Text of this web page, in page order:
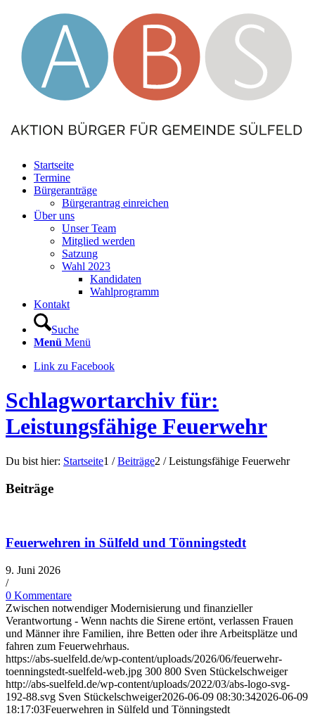
Startseite
Termine
Bürgeranträge
Bürgerantrag einreichen
Über uns
Unser Team
Mitglied werden
Satzung
Wahl 2023
Kandidaten
Wahlprogramm
Kontakt
Suche
Menü Menü
Link zu Facebook
Schlagwortarchiv für:
Leistungsfähige Feuerwehr
Du bist hier: Startseite1 / Beiträge2 / Leistungsfähige Feuerwehr
Beiträge
Feuerwehren in Sülfeld und Tönningstedt
9. Juni 2026
/
0 Kommentare
Zwischen notwendiger Modernisierung und finanzieller
Verantwortung - Wenn nachts die Sirene ertönt, verlassen Frauen
und Männer ihre Familien, ihre Betten oder ihre Arbeitsplätze und
fahren zum Feuerwehrhaus.
https://abs-suelfeld.de/wp-content/uploads/2026/06/feuerwehr-
toenningstedt-suelfeld-web.jpg 300 800 Sven Stückelschweiger
http://abs-suelfeld.de/wp-content/uploads/2022/03/abs-logo-svg-
192-88.svg Sven Stückelschweiger2026-06-09 08:30:342026-06-09
18:17:03Feuerwehren in Sülfeld und Tönningstedt